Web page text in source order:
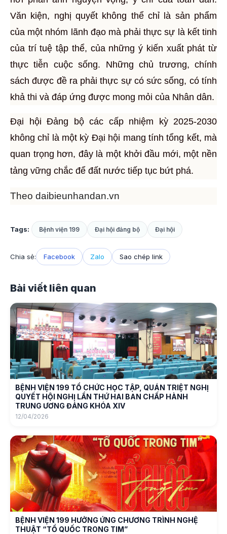
Văn kiện, nghị quyết không thể chỉ là sản phẩm
của một nhóm lãnh đạo mà phải thực sự là kết tinh
của trí tuệ tập thể, của những ý kiến xuất phát từ
thực tiễn cuộc sống. Những chủ trương, chính
sách được đề ra phải thực sự có sức sống, có tính
khả thi và đáp ứng được mong mỏi của Nhân dân.
Đại hội Đảng bộ các cấp nhiệm kỳ 2025-2030
không chỉ là một kỳ Đại hội mang tính tổng kết, mà
quan trọng hơn, đây là một khởi đầu mới, một nền
tảng vững chắc để đất nước tiếp tục bứt phá.
Theo daibieunhandan.vn
Tags: Bệnh viện 199 Đại hội đảng bộ Đại hội
Chia sẻ: Facebook Zalo Sao chép link
Bài viết liên quan
BỆNH VIỆN 199 TỔ CHỨC HỌC TẬP, QUÁN TRIỆT NGHỊ
QUYẾT HỘI NGHỊ LẦN THỨ HAI BAN CHẤP HÀNH
TRUNG ƯƠNG ĐẢNG KHÓA XIV
12/04/2026
BỆNH VIỆN 199 HƯỞNG ỨNG CHƯƠNG TRÌNH NGHỆ
THUẬT “TỔ QUỐC TRONG TIM”